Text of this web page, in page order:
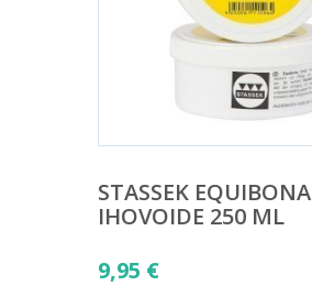
STASSEK EQUIBONA
IHOVOIDE 250 ML
9,95 €